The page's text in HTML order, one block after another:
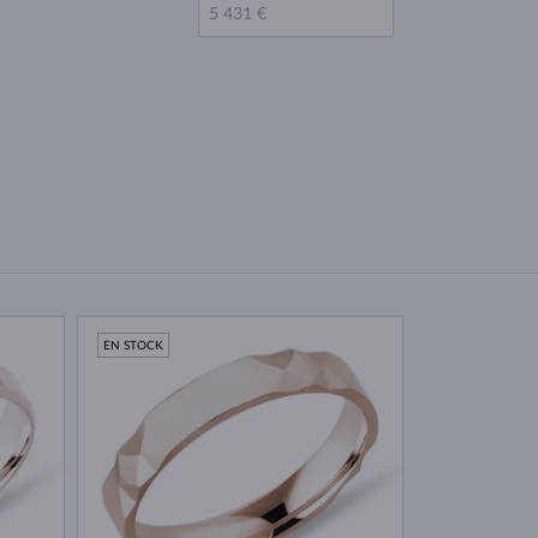
EN STOCK